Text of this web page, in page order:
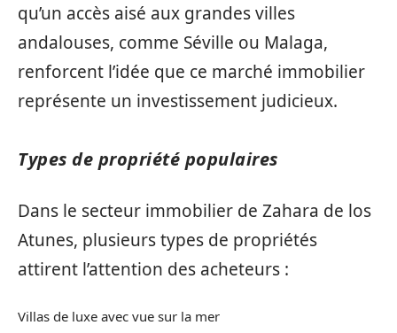
qu’un accès aisé aux grandes villes
andalouses, comme Séville ou Malaga,
renforcent l’idée que ce marché immobilier
représente un investissement judicieux.
Types de propriété populaires
Dans le secteur immobilier de Zahara de los
Atunes, plusieurs types de propriétés
attirent l’attention des acheteurs :
Villas de luxe avec vue sur la mer